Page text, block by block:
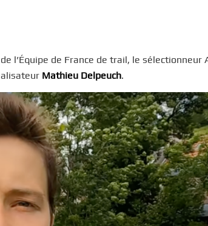
l’Équipe de France de trail, le sélectionneur
Mathieu Delpeuch.